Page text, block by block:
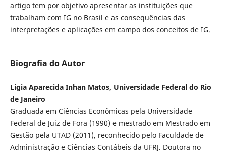
artigo tem por objetivo apresentar as instituições que
trabalham com IG no Brasil e as consequências das
interpretações e aplicações em campo dos conceitos de IG.
Biografia do Autor
Ligia Aparecida Inhan Matos, Universidade Federal do Rio
de Janeiro
Graduada em Ciências Econômicas pela Universidade
Federal de Juiz de Fora (1990) e mestrado em Mestrado em
Gestão pela UTAD (2011), reconhecido pelo Faculdade de
Administração e Ciências Contábeis da UFRJ. Doutora no